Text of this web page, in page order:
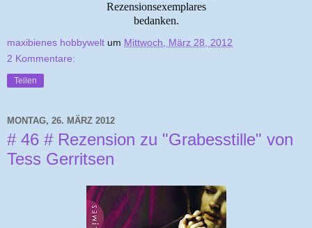
Rezensionsexemplares
bedanken.
maxibienes hobbywelt um Mittwoch, März 28, 2012
2 Kommentare:
Teilen
MONTAG, 26. MÄRZ 2012
# 46 # Rezension zu "Grabesstille" von
Tess Gerritsen